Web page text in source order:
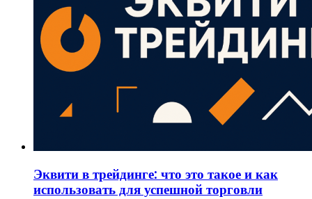
Эквити в трейдинге: что это такое и как
использовать для успешной торговли